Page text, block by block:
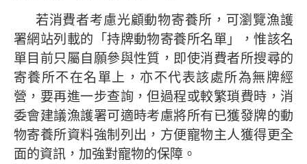
若消費者考慮光顧動物寄養所，可瀏覽漁護
署網站列載的「持牌動物寄養所名單」，惟該名
單目前只屬自願參與性質，即使消費者所搜尋的
寄養所不在名單上，亦不代表該處所為無牌經
營，要再進一步查詢，但過程或較繁瑣費時，消
委會建議漁護署可適時考慮將所有已獲發牌的動
物寄養所資料強制列出，方便寵物主人獲得更全
面的資訊，加強對寵物的保障。